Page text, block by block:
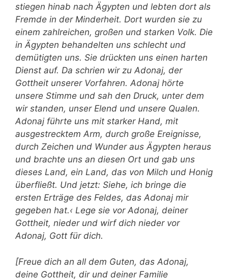
stiegen hinab nach Ägypten und lebten dort als
Fremde in der Minderheit. Dort wurden sie zu
einem zahlreichen, großen und starken Volk. Die
in Ägypten behandelten uns schlecht und
demütigten uns. Sie drückten uns einen harten
Dienst auf. Da schrien wir zu Adonaj, der
Gottheit unserer Vorfahren. Adonaj hörte
unsere Stimme und sah den Druck, unter dem
wir standen, unser Elend und unsere Qualen.
Adonaj führte uns mit starker Hand, mit
ausgestrecktem Arm, durch große Ereignisse,
durch Zeichen und Wunder aus Ägypten heraus
und brachte uns an diesen Ort und gab uns
dieses Land, ein Land, das von Milch und Honig
überfließt. Und jetzt: Siehe, ich bringe die
ersten Erträge des Feldes, das Adonaj mir
gegeben hat.‹ Lege sie vor Adonaj, deiner
Gottheit, nieder und wirf dich nieder vor
Adonaj, Gott für dich.
[Freue dich an all dem Guten, das Adonaj,
deine Gottheit, dir und deiner Familie